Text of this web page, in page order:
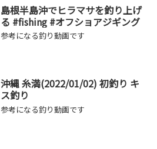
島根半島沖でヒラマサを釣り上げ
る #fishing #オフショアジギング
参考になる釣り動画です
沖縄 糸満(2022/01/02) 初釣り キ
ス釣り
参考になる釣り動画です